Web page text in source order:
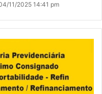
11/2025 14:41 pm